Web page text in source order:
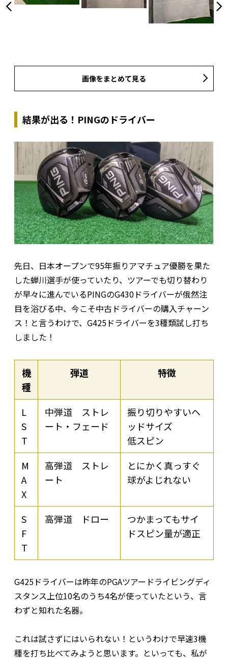
画像をまとめて見る
結果が出る！PINGのドライバー
先日、日本オープンで95年振りアマチュア優勝を果た
した蝉川選手が使っていたり、ツアーでも切り替わり
が早々に進んでいるPINGのG430ドライバーが俄然注
目を浴びる中、今こそ中古ドライバーの購入チャーン
ス！と言うわけで、G425ドライバーを3種類試し打ち
しました！
機
種
弾道 特徴
L
S
T
中弾道 ストレ
ート・フェード
振り切りやすいヘ
ッドサイズ
低スピン
M
A
X
高弾道 ストレ
ート
とにかく真っすぐ
球がよじれない
S
F
T
高弾道 ドロー
つかまってもサイ
ドスピン量が適正
G425ドライバーは昨年のPGAツアードライビングディ
スタンス上位10名のうち4名が使っていたという、言
わずと知れた名器。
これは試さずにはいられない！というわけで早速3機
種を打ち比べてみようと思います。といっても、私が